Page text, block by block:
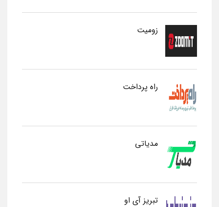
زومیت
راه پرداخت
مدیاتی
تبریز آی او